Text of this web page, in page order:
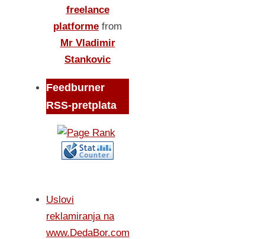
freelance
platforme from
Mr Vladimir
Stankovic
Feedburner
RSS-pretplata
Uslovi
reklamiranja na
www.DedaBor.com